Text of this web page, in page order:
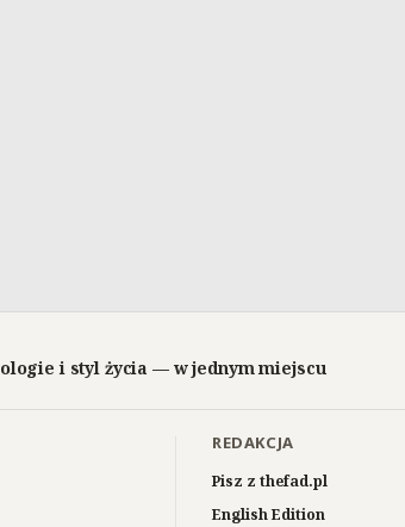
i styl życia — w jednym miejscu
REDAKCJA
Pisz z thefad.pl
English Edition